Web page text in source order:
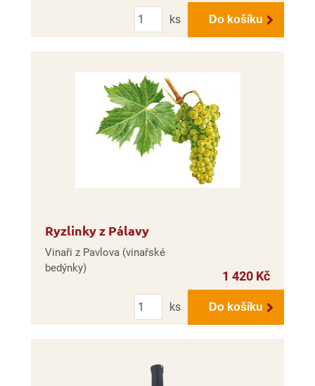
Počet
ks
Do košíku
Ryzlinky z Pálavy
Vinaři z Pavlova (vinařské
bedýnky)
1 420 Kč
Počet
ks
Do košíku